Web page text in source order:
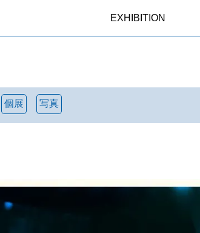
EXHIBITION
個展 写真